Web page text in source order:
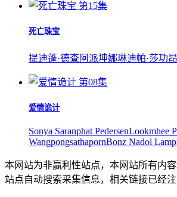
第15集
死亡珠宝
提迪蓬·德查阿派坤娜琳迪帕·莎功
第08集
爱情诡计
Sonya Saranphat PedersenLookmhee
WangpongsathapornBonz Nadol
本网站为非赢利性站点，本网站所有内
站点自动搜索采集信息，相关链接已经注